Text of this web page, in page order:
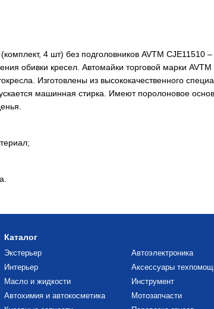
4 шт) без подголовников AVTM CJE11510 –
обивки кресел. Автомайки торговой марки AVTM
Изготовлены из высококачественного
машинная стирка. Имеют поролоновое
Каталог
Экстерьер
Интерьер
Масло и жидкости
Автохимия и автокосметика
Автоэлектроника
Аксессуары
Инструмент
Мотозапчасти